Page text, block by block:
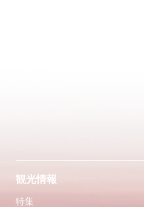
観光情報
特集